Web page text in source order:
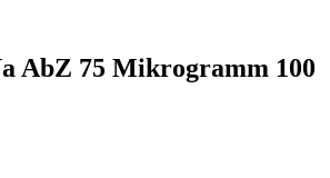
AbZ 75 Mikrogramm 100